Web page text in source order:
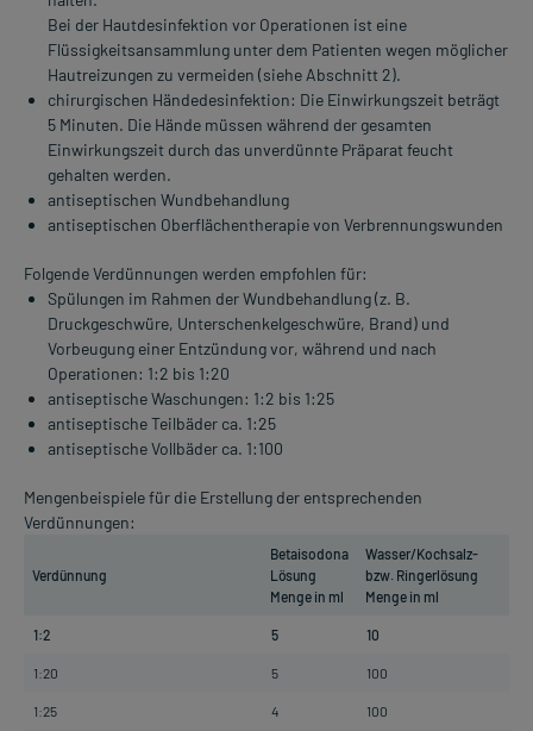
Bei der Hautdesinfektion vor Operationen ist eine
Flüssigkeitsansammlung unter dem Patienten wegen möglicher
Hautreizungen zu vermeiden (siehe Abschnitt 2).
chirurgischen Händedesinfektion: Die Einwirkungszeit beträgt
5 Minuten. Die Hände müssen während der gesamten
Einwirkungszeit durch das unverdünnte Präparat feucht
gehalten werden.
antiseptischen Wundbehandlung
antiseptischen Oberflächentherapie von Verbrennungswunden
Folgende Verdünnungen werden empfohlen für:
Spülungen im Rahmen der Wundbehandlung (z. B.
Druckgeschwüre, Unterschenkelgeschwüre, Brand) und
Vorbeugung einer Entzündung vor, während und nach
Operationen: 1:2 bis 1:20
antiseptische Waschungen: 1:2 bis 1:25
antiseptische Teilbäder ca. 1:25
antiseptische Vollbäder ca. 1:100
Mengenbeispiele für die Erstellung der entsprechenden
Verdünnungen:
Verdünnung
Betaisodona
Lösung
Menge in ml
Wasser/Kochsalz-
bzw. Ringerlösung
Menge in ml
1:2 5 10
1:20 5 100
1:25 4 100